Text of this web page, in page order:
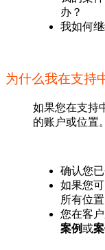
办？
我如何
为什么我在支持
如果您在支持
的账户或位置。
确认您已
如果您
所有位置
您在客
案例或